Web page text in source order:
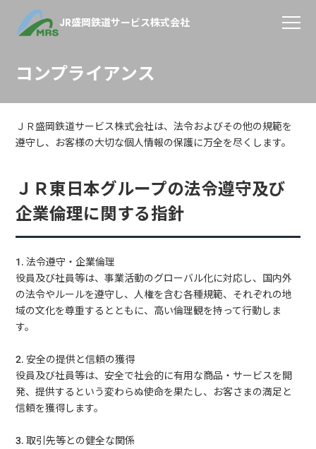
JR盛岡鉄道サービス株式会社
コンプライアンス
ＪＲ盛岡鉄道サービス株式会社は、法令およびその他の規範を
遵守し、お客様の大切な個人情報の保護に万全を尽くします。
ＪＲ東日本グループの法令遵守及び
企業倫理に関する指針
1. 法令遵守・企業倫理
役員及び社員等は、事業活動のグローバル化に対応し、国内外
の法令やルールを遵守し、人権を含む各種規範、それぞれの地
域の文化を尊重するとともに、高い倫理観を持って行動しま
す。
2. 安全の提供と信頼の獲得
役員及び社員等は、安全で社会的に有用な商品・サービスを開
発、提供するという変わらぬ使命を果たし、お客さまの満足と
信頼を獲得します。
3. 取引先等との健全な関係